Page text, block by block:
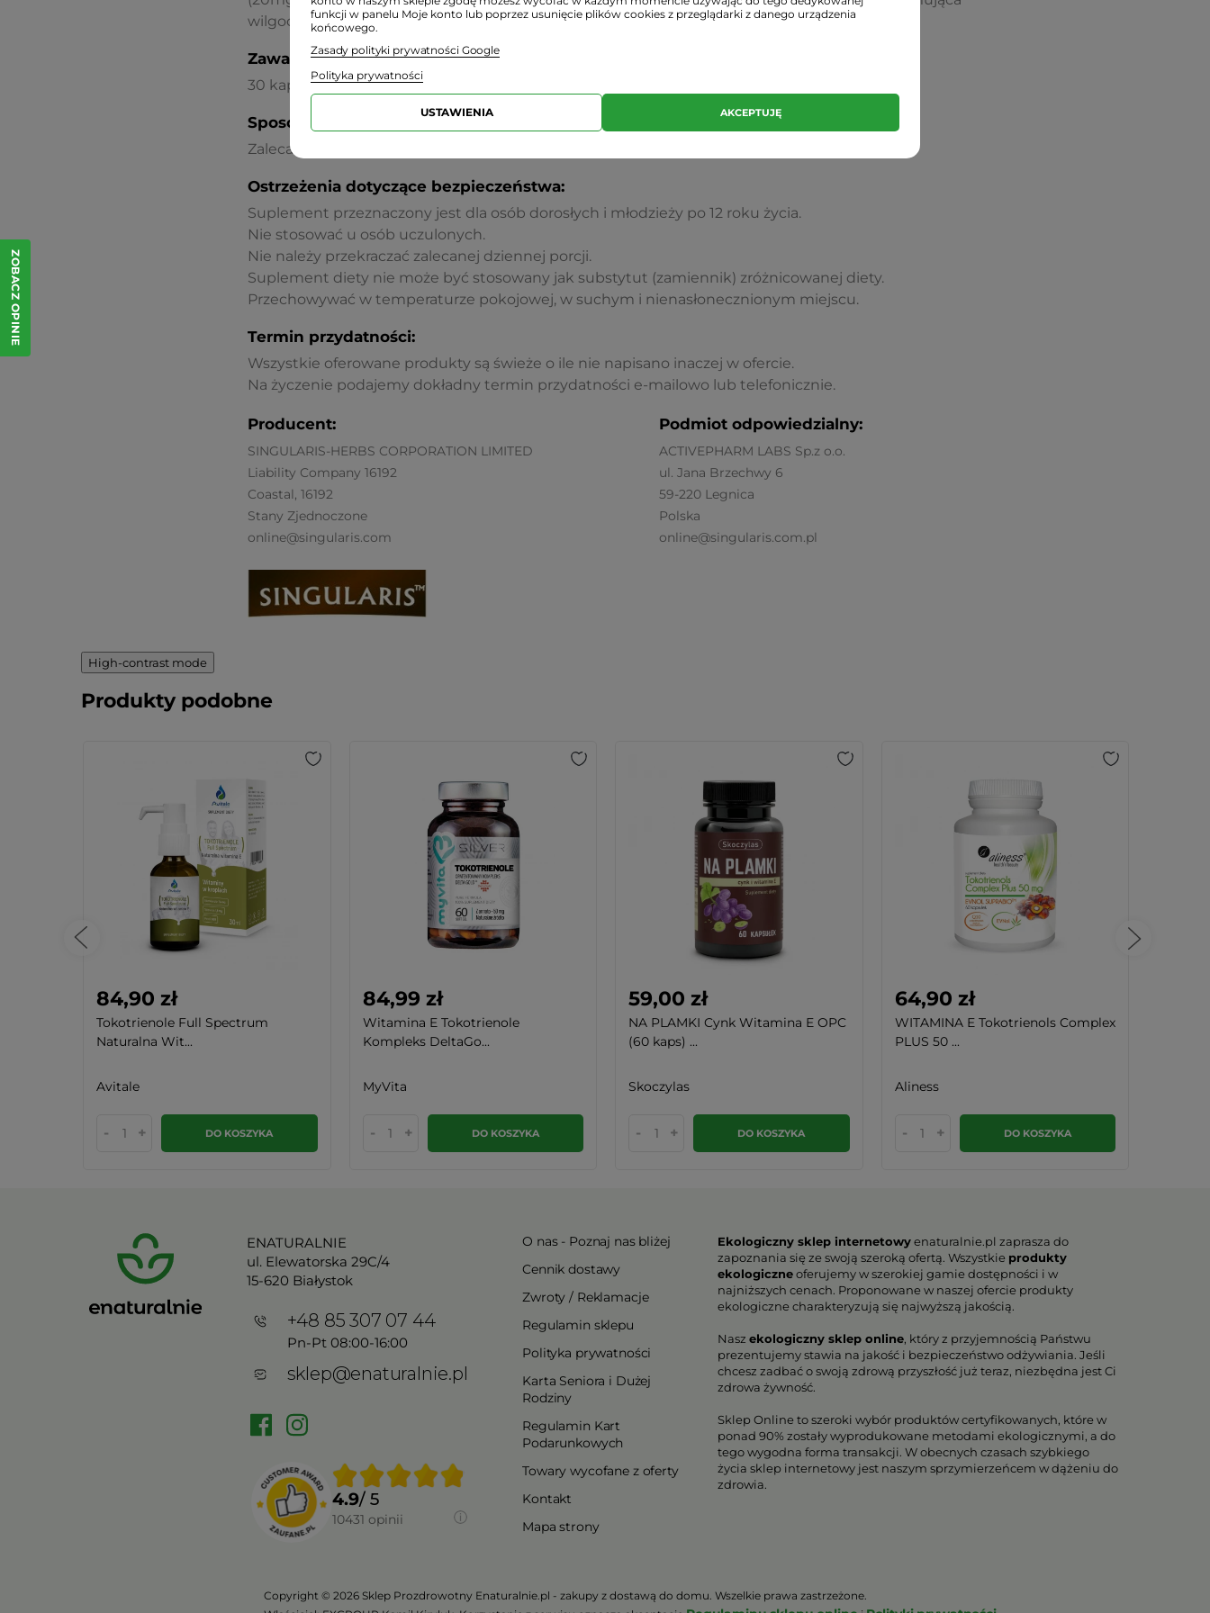
wilgoć gliceryna.
Zawartość:
30 kapsułek
Sposób użycia:
Zaleca się stosowanie 1 kapsułki najlepiej podczas posiłku.
Ostrzeżenia dotyczące bezpieczeństwa:
Suplement przeznaczony jest dla osób dorosłych i młodzieży po 12 roku życia.
Nie stosować u osób uczulonych.
Nie należy przekraczać zalecanej dziennej porcji.
Suplement diety nie może być stosowany jak substytut (zamiennik) zróżnicowanej diety.
Przechowywać w temperaturze pokojowej, w suchym i nienasłonecznionym miejscu.
Termin przydatności:
Wszystkie oferowane produkty są świeże o ile nie napisano inaczej w ofercie.
Na życzenie podajemy dokładny termin przydatności e-mailowo lub telefonicznie.
Producent:
SINGULARIS-HERBS CORPORATION LIMITED
Liability Company 16192
Coastal, 16192
Stany Zjednoczone
online@singularis.com
Podmiot odpowiedzialny:
ACTIVEPHARM LABS Sp.z o.o.
ul. Jana Brzechwy 6
59-220 Legnica
Polska
online@singularis.com.pl
High-contrast mode
Produkty podobne
84,90 zł
Tokotrienole Full Spectrum
Naturalna Wit...
Avitale
- + DO KOSZYKA
84,99 zł
Witamina E Tokotrienole
Kompleks DeltaGo...
MyVita
- + DO KOSZYKA
59,00 zł
NA PLAMKI Cynk Witamina E OPC
(60 kaps) ...
Skoczylas
- + DO KOSZYKA
64,90 zł
WITAMINA E Tokotrienols Complex
PLUS 50 ...
Aliness
- + DO KOSZYKA
ENATURALNIE
ul. Elewatorska 29C/4
15-620 Białystok
+48 85 307 07 44
Pn-Pt 08:00-16:00
sklep@enaturalnie.pl
4.9/ 5
10431 opinii
O nas - Poznaj nas bliżej
Cennik dostawy
Zwroty / Reklamacje
Regulamin sklepu
Polityka prywatności
Karta Seniora i Dużej
Rodziny
Regulamin Kart
Podarunkowych
Towary wycofane z oferty
Kontakt
Mapa strony
Ekologiczny sklep internetowyenaturalnie.pl zaprasza do
zapoznania się ze swoją szeroką ofertą. Wszystkie produkty
ekologiczneoferujemy w szerokiej gamie dostępności i w
najniższych cenach. Proponowane w naszej ofercie produkty
ekologiczne charakteryzują się najwyższą jakością.
Naszekologiczny sklep online, który z przyjemnością Państwu
prezentujemy stawia na jakość i bezpieczeństwo odżywiania. Jeśli
chcesz zadbać o swoją zdrową przyszłość już teraz, niezbędna jest Ci
zdrowa żywność.
Sklep Online to szeroki wybór produktów certyfikowanych, które w
ponad 90% zostały wyprodukowane metodami ekologicznymi, a do
tego wygodna forma transakcji. W obecnych czasach szybkiego
życia sklep internetowy jest naszym sprzymierzeńcem w dążeniu do
zdrowia.
Copyright © 2026 Sklep Prozdrowotny Enaturalnie.pl - zakupy z dostawą do domu. Wszelkie prawa zastrzeżone.
funkcji w panelu Moje konto lub poprzez usunięcie plików cookies z przeglądarki z danego urządzenia
końcowego.
Zasady polityki prywatności Google
Polityka prywatności
USTAWIENIA AKCEPTUJĘ
ZOBACZ OPINIE